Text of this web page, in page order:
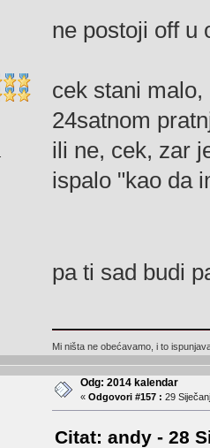
ne postoji off
cek stani
24satnom
ili ne, cek, zar
ispalo "kao da
pa ti sad budi
Mi ništa ne obećavamo, i to
Odg: 2014 kalendar
« Odgovori #157 : 29
Citat: andy - 28